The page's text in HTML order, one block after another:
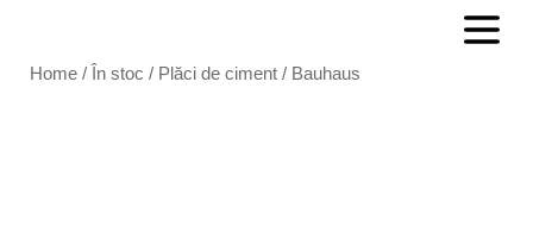
Home / În stoc / Plăci de ciment / Bauhaus